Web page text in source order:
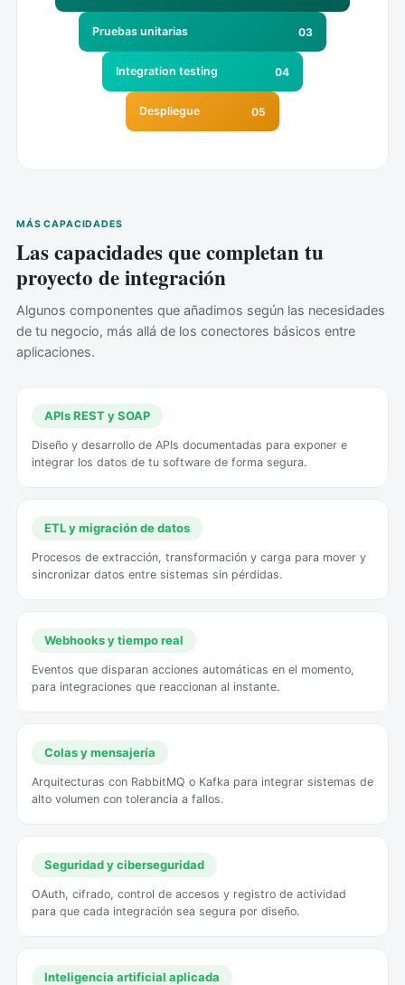
Pruebas unitarias 03
Integration testing 04
Despliegue 05
MÁS CAPACIDADES
Las capacidades que completan tu
proyecto de integración
Algunos componentes que añadimos según las necesidades
de tu negocio, más allá de los conectores básicos entre
aplicaciones.
APIs REST y SOAP
Diseño y desarrollo de APIs documentadas para exponer e
integrar los datos de tu software de forma segura.
ETL y migración de datos
Procesos de extracción, transformación y carga para mover y
sincronizar datos entre sistemas sin pérdidas.
Webhooks y tiempo real
Eventos que disparan acciones automáticas en el momento,
para integraciones que reaccionan al instante.
Colas y mensajería
Arquitecturas con RabbitMQ o Kafka para integrar sistemas de
alto volumen con tolerancia a fallos.
Seguridad y ciberseguridad
OAuth, cifrado, control de accesos y registro de actividad
para que cada integración sea segura por diseño.
Inteligencia artificial aplicada